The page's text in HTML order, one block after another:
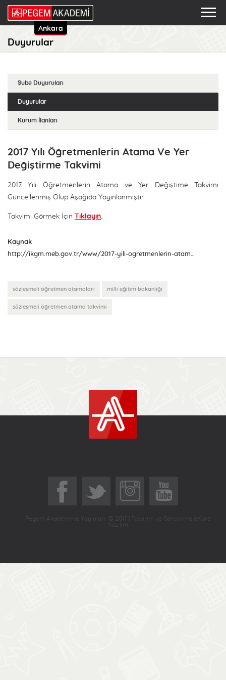
Ankara
Duyurular
Şube Duyuruları
Duyurular
Kurum İlanları
2017 Yılı Öğretmenlerin Atama Ve Yer
Değiştirme Takvimi
2017 Yılı Öğretmenlerin Atama ve Yer Değiştime Takvimi
Güncellenmiş Olup Aşağıda Yayınlanmıştır.
Takvimi Görmek İçin Tıklayın.
Kaynak
http://ikgm.meb.gov.tr/www/2017-yili-ogretmenlerin-atama-ve-yer-degistime-takvimi/icerik/725
sözleşmeli öğretmen atamaları milli eğitim bakanlığı
sözleşmeli öğretmen atama takvimi
Pegem Akademi ve Yayınları © 2017 | Tasarım ve Geliştirme eKare
Yazılım